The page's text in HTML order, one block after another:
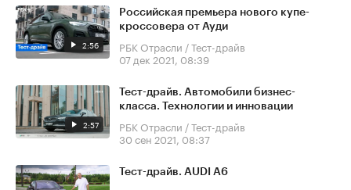
2:56
Российская премьера нового купе-
кроссовера от Ауди
РБК Отрасли / Тест-драйв
07 дек 2021, 08:39
2:57
Тест-драйв. Автомобили бизнес-
класса. Технологии и инновации
РБК Отрасли / Тест-драйв
30 сен 2021, 08:37
Тест-драйв. AUDI A6